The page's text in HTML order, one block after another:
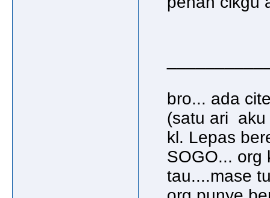
bro... ada
(satu ari aku
kl. Lepas
SOGO... org
tau....mase